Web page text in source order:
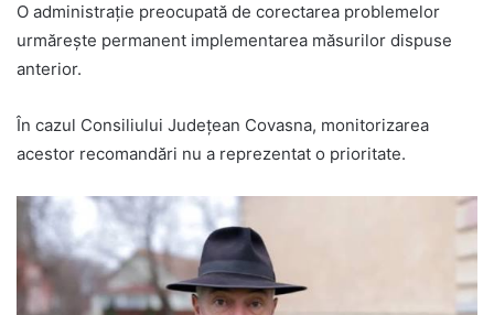
O administrație preocupată de corectarea problemelor
urmărește permanent implementarea măsurilor dispuse
anterior.
În cazul Consiliului Județean Covasna, monitorizarea
acestor recomandări nu a reprezentat o prioritate.